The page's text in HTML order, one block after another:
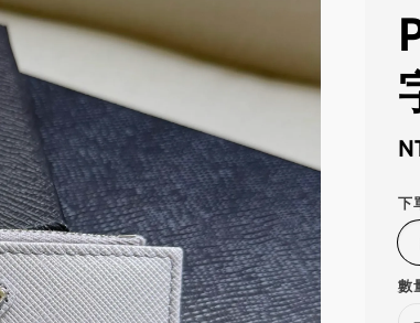
下
數